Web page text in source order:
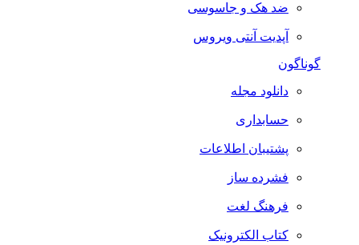
ضد هک و جاسوسی
آپدیت آنتی ویروس
گوناگون
دانلود مجله
حسابداری
پشتیبان اطلاعات
فشرده ساز
فرهنگ لغت
کتاب الکترونیک